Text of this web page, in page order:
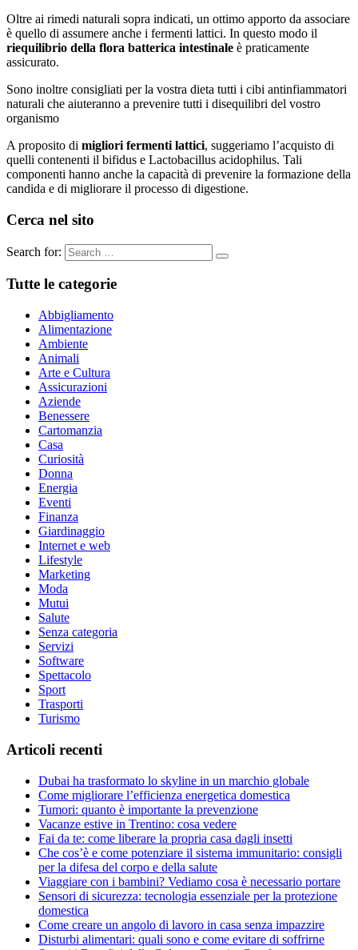
Oltre ai rimedi naturali sopra indicati, un ottimo apporto da associare
è quello di assumere anche i fermenti lattici. In questo modo il
riequilibrio della flora batterica intestinale è praticamente
assicurato.
Sono inoltre consigliati per la vostra dieta tutti i cibi antinfiammatori
naturali che aiuteranno a prevenire tutti i disequilibri del vostro
organismo
A proposito di migliori fermenti lattici, suggeriamo l’acquisto di
quelli contenenti il bifidus e Lactobacillus acidophilus. Tali
componenti hanno anche la capacità di prevenire la formazione della
candida e di migliorare il processo di digestione.
Cerca nel sito
Search for:
Tutte le categorie
Abbigliamento
Alimentazione
Ambiente
Animali
Arte e Cultura
Assicurazioni
Aziende
Benessere
Cartomanzia
Casa
Curiosità
Donna
Energia
Eventi
Finanza
Giardinaggio
Internet e web
Lifestyle
Marketing
Moda
Mutui
Salute
Senza categoria
Servizi
Software
Spettacolo
Sport
Trasporti
Turismo
Articoli recenti
Dubai ha trasformato lo skyline in un marchio globale
Come migliorare l’efficienza energetica domestica
Tumori: quanto è importante la prevenzione
Vacanze estive in Trentino: cosa vedere
Fai da te: come liberare la propria casa dagli insetti
Che cos’è e come potenziare il sistema immunitario: consigli
per la difesa del corpo e della salute
Viaggiare con i bambini? Vediamo cosa è necessario portare
Sensori di sicurezza: tecnologia essenziale per la protezione
domestica
Come creare un angolo di lavoro in casa senza impazzire
Disturbi alimentari: quali sono e come evitare di soffrirne